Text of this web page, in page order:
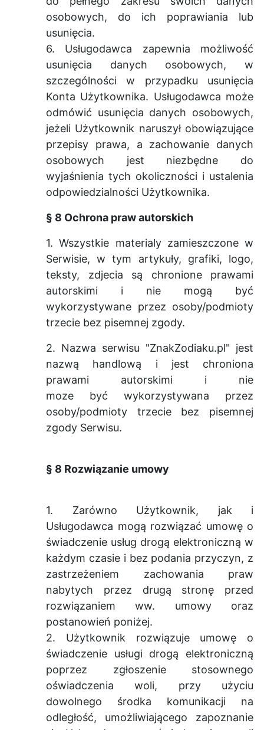
osobowych, do ich poprawiania lub
usunięcia.
6. Usługodawca zapewnia możliwość
usunięcia danych osobowych, w
szczególności w przypadku usunięcia
Konta Użytkownika. Usługodawca może
odmówić usunięcia danych osobowych,
jeżeli Użytkownik naruszył obowiązujące
przepisy prawa, a zachowanie danych
osobowych jest niezbędne do
wyjaśnienia tych okoliczności i ustalenia
odpowiedzialności Użytkownika.
§ 8 Ochrona praw autorskich
1. Wszystkie materialy zamieszczone w
Serwisie, w tym artykuły, grafiki, logo,
teksty, zdjecia są chronione prawami
autorskimi i nie mogą być
wykorzystywane przez osoby/podmioty
trzecie bez pisemnej zgody.
2. Nazwa serwisu "ZnakZodiaku.pl" jest
nazwą handlową i jest chroniona
prawami autorskimi i nie
moze być wykorzystywana przez
osoby/podmioty trzecie bez pisemnej
zgody Serwisu.
§ 8 Rozwiązanie umowy
1. Zarówno Użytkownik, jak i
Usługodawca mogą rozwiązać umowę o
świadczenie usług drogą elektroniczną w
każdym czasie i bez podania przyczyn, z
zastrzeżeniem zachowania praw
nabytych przez drugą stronę przed
rozwiązaniem ww. umowy oraz
postanowień poniżej.
2. Użytkownik rozwiązuje umowę o
świadczenie usługi drogą elektroniczną
poprzez zgłoszenie stosownego
oświadczenia woli, przy użyciu
dowolnego środka komunikacji na
odległość, umożliwiającego zapoznanie